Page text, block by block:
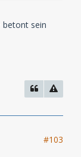
betont sein
#103